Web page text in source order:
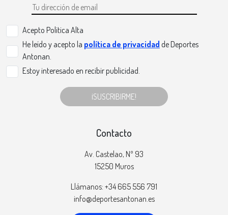
Acepto Politica Alta
He leído y acepto la política de privacidad de Deportes
Antonan.
Estoy interesado en recibir publicidad.
¡SUSCRIBIRME!
Contacto
Av. Castelao, Nº 93
15250 Muros
Llámanos: +34 665 556 791
info@deportesantonan.es